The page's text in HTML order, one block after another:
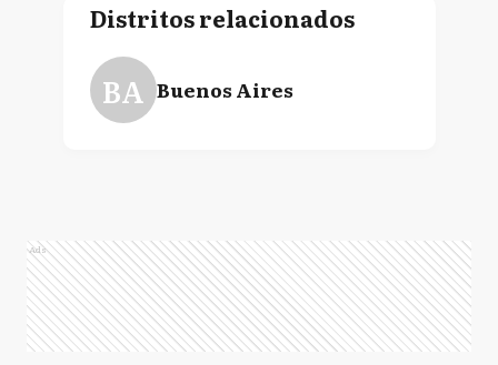
Distritos relacionados
BA Buenos Aires
Ads